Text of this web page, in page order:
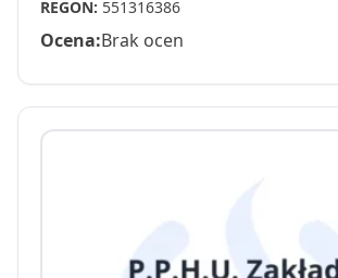
REGON: 551316386
Ocena:Brak ocen